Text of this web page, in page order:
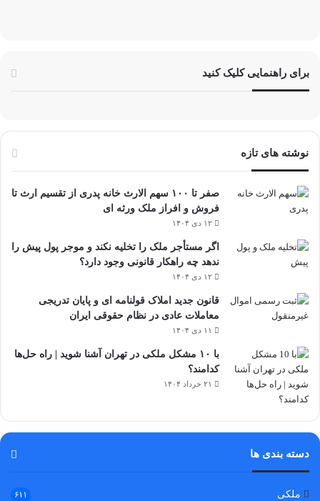
برای راهنمایی کلیک کنید
نوشته های تازه
صفر تا ۱۰۰ سهم الارث خانه پدری از تقسیم ارث تا
فروش و افراز ملک ورثه ای
۱۲ دی ۱۴۰۴
اگر مستأجر ملک را تخلیه نکند و موجر پول پیش را
ندهد چه راهکار قانونی وجود دارد؟
۱۲ دی ۱۴۰۴
قانون جدید املاک قولنامه ای و پایان تدریجی
معاملات عادی در نظام حقوقی ایران
۱۱ دی ۱۴۰۴
با ۱۰ مشکل ملکی در تهران آشنا شوید | راه حل‌ها
کدامند؟
۲۱ خرداد ۱۴۰۴
دسته بندی ها
ملکی ۶۱۱